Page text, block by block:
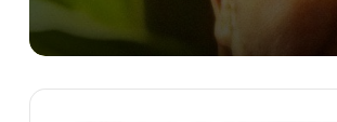
لمواجهة تهديدات ترامب.. تجنيد إلزامى ممتد